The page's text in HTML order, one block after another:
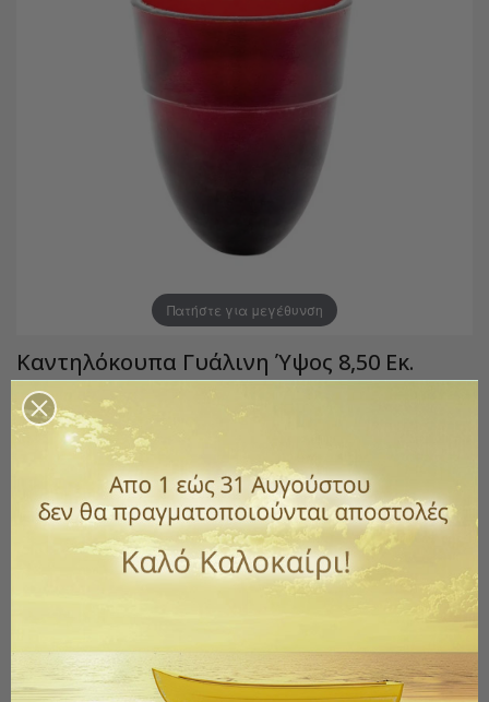
Πατήστε για μεγέθυνση
Καντηλόκουπα Γυάλινη Ύψος 8,50 Εκ.
Κωδικός 205-VG4
5,00 €
Καντηλόκουπα γυάλινη για επιτραπέζιο ή κρεμαστό καντήλι.
Διάμετρος: 7 cm - Ύψος: 8.5 cm
Ποσότητα